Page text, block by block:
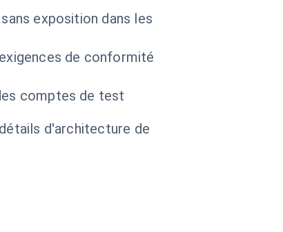
exposition dans les
de conformité
comptes de test
d'architecture de